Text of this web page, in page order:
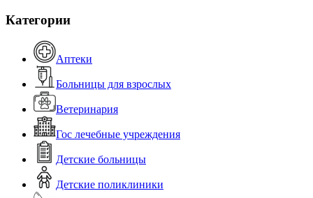
Категории
Аптеки
Больницы для взрослых
Ветеринария
Гос лечебные учреждения
Детские больницы
Детские поликлиники